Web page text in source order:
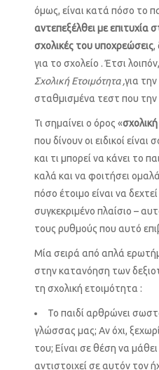
όμως, είναι κατά πόσο το
αντεπεξέλθει με επιτυχία
σχολικές του υποχρεώσεις,
για το σχολείο . Έτσι
Σχολική Ετοιμότητα ,για
σταθμισμένα τεστ που την
Τι σημαίνει ο όρος «
που δίνουν οι ειδικοί είναι
και τι μπορεί να κάνει το
καλά και να φοιτήσει
πόσο έτοιμο είναι να
συγκεκριμένο πλαίσιο –
τους ρυθμούς που αυτό
Μία σειρά από απλά
στην κατανόηση των
τη σχολική ετοιμότητα :
Το παιδί αρθρώνει
γλώσσας μας; Αν όχι,
του; Είναι σε θέση να
αντιστοιχεί σε αυτόν τον